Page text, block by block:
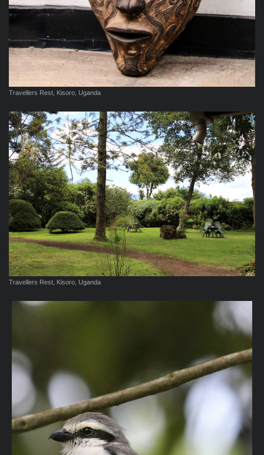
Travellers Rest, Kisoro, Uganda
Travellers Rest, Kisoro, Uganda